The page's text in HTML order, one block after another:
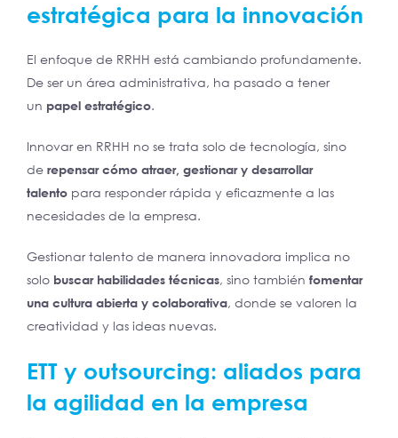
estratégica para la innovación
El enfoque de RRHH está cambiando profundamente.
De ser un área administrativa, ha pasado a tener
un papel estratégico.
Innovar en RRHH no se trata solo de tecnología, sino
de repensar cómo atraer, gestionar y desarrollar
talento para responder rápida y eficazmente a las
necesidades de la empresa.
Gestionar talento de manera innovadora implica no
solo buscar habilidades técnicas, sino también fomentar
una cultura abierta y colaborativa, donde se valoren la
creatividad y las ideas nuevas.
ETT y outsourcing: aliados para
la agilidad en la empresa